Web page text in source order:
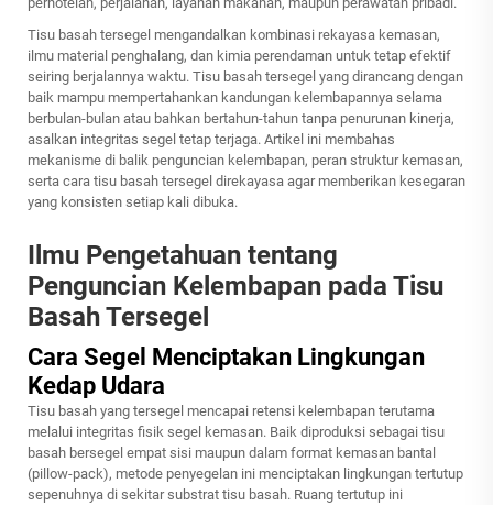
Tisu basah tersegel mengandalkan kombinasi rekayasa kemasan,
ilmu material penghalang, dan kimia perendaman untuk tetap efektif
seiring berjalannya waktu. Tisu basah tersegel yang dirancang dengan
baik mampu mempertahankan kandungan kelembapannya selama
berbulan-bulan atau bahkan bertahun-tahun tanpa penurunan kinerja,
asalkan integritas segel tetap terjaga. Artikel ini membahas
mekanisme di balik penguncian kelembapan, peran struktur kemasan,
serta cara tisu basah tersegel direkayasa agar memberikan kesegaran
yang konsisten setiap kali dibuka.
Ilmu Pengetahuan tentang
Penguncian Kelembapan pada Tisu
Basah Tersegel
Cara Segel Menciptakan Lingkungan
Kedap Udara
Tisu basah yang tersegel mencapai retensi kelembapan terutama
melalui integritas fisik segel kemasan. Baik diproduksi sebagai tisu
basah bersegel empat sisi maupun dalam format kemasan bantal
(pillow-pack), metode penyegelan ini menciptakan lingkungan tertutup
sepenuhnya di sekitar substrat tisu basah. Ruang tertutup ini